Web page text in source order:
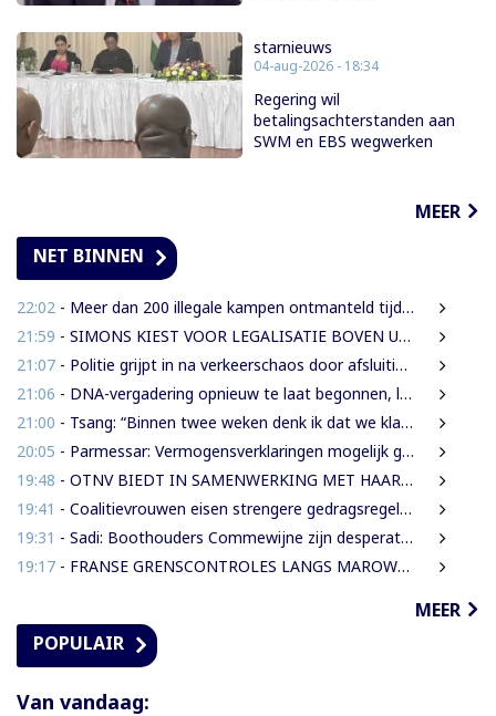
starnieuws
04-aug-2026 - 18:34
Regering wil
betalingsachterstanden aan
SWM en EBS wegwerken
MEER
NET BINNEN
22:02 - Meer dan 200 illegale kampen ontmanteld tijdens operatie bij Moeroekreek
21:59 - SIMONS KIEST VOOR LEGALISATIE BOVEN UITZETTING VAN LANGDURIG VERBLIJVENDE VREEMDELINGEN
21:07 - Politie grijpt in na verkeerschaos door afsluiting Domineestraat
21:06 - DNA-vergadering opnieuw te laat begonnen, leden eisen aanpak laatkomers
21:00 - Tsang: “Binnen twee weken denk ik dat we klaar moeten zijn met werkzaamheden Domineestraat”
20:05 - Parmessar: Vermogensverklaringen mogelijk geopend bij Anti-corruptie unit
19:48 - OTNV BIEDT IN SAMENWERKING MET HAAR INTERNATIONALE PARTNERS 200 GRATIS STUDIEBEURZEN AAN TECHNISCH TALENT
19:41 - Coalitievrouwen eisen strengere gedragsregels in DNA na uitspraak Van Samson
19:31 - Sadi: Boothouders Commewijne zijn desperate, wachten 6 jaren op tariefaanpassing
19:17 - FRANSE GRENSCONTROLES LANGS MAROWIJNERIVIER WEDEROM FORS AANGESCHERPT
MEER
POPULAIR
Van vandaag: